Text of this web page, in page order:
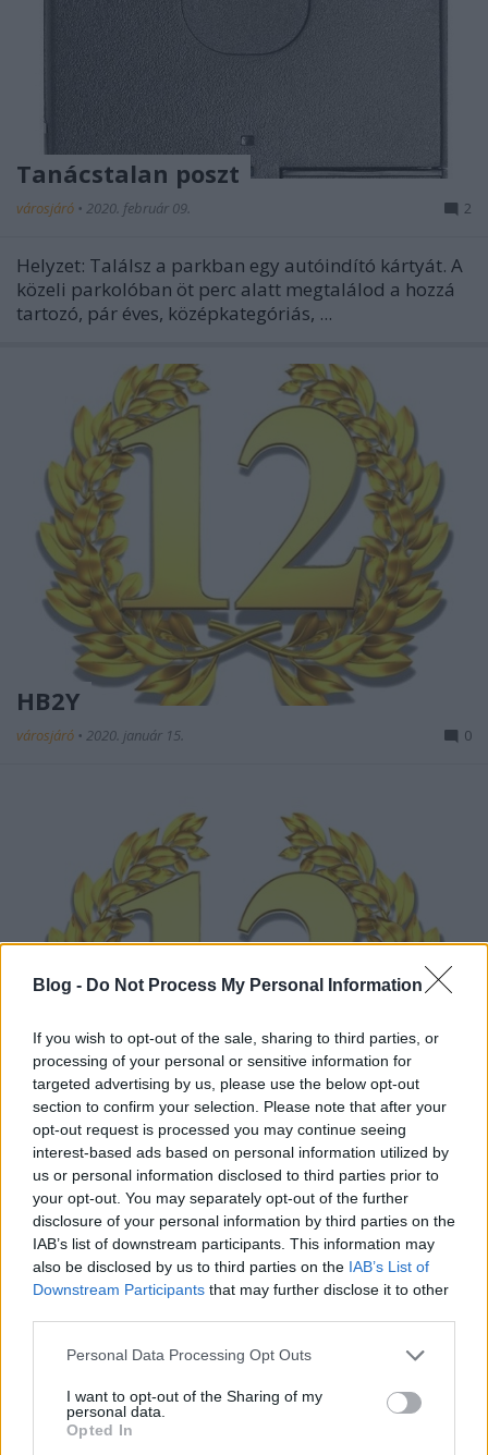
Blog - Do Not Process My Personal Information
If you wish to opt-out of the sale, sharing to third parties, or
processing of your personal or sensitive information for
targeted advertising by us, please use the below opt-out
section to confirm your selection. Please note that after your
opt-out request is processed you may continue seeing
interest-based ads based on personal information utilized by
us or personal information disclosed to third parties prior to
your opt-out. You may separately opt-out of the further
disclosure of your personal information by third parties on the
IAB’s list of downstream participants. This information may
also be disclosed by us to third parties on the IAB’s List of
Downstream Participants that may further disclose it to other
Please note that this website/app uses one or more Google
not limited to your visit or usage behaviour. You may click to
grant or deny consent to Google and its third-party tags to
use your data for below specified purposes in below Google
Personal Data Processing Opt Outs
I want to opt-out of the Sharing of my
personal data.
Opted In
Tanácstalan poszt
városjáró • 2020. február 09. 2
Helyzet: Találsz a parkban egy autóindító kártyát. A
közeli parkolóban öt perc alatt megtalálod a hozzá
tartozó, pár éves, középkategóriás, ...
HB2Y
városjáró • 2020. január 15. 0